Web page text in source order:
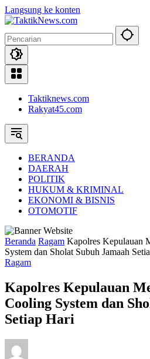
Langsung ke konten
Taktiknews.com
Rakyat45.com
BERANDA
DAERAH
POLITIK
HUKUM & KRIMINAL
EKONOMI & BISNIS
OTOMOTIF
Beranda Ragam Kapolres Kepulauan
System dan Sholat Subuh Jamaah
Ragam
Kapolres Kepulauan
Cooling System dan
Setiap Hari